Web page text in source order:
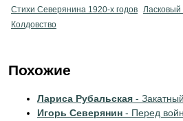
Стихи Северянина 1920-х годов Ласковый
Колдовство
Похожие
Лариса Рубальская -
Игорь Северянин - Перед